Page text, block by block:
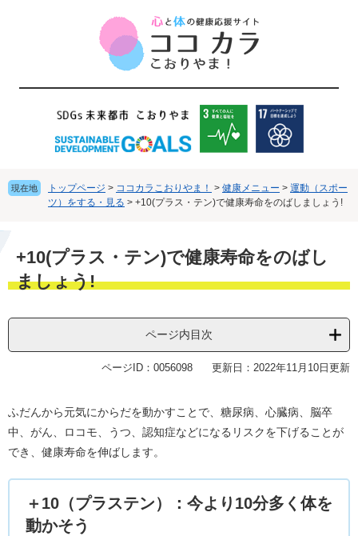
へ現在地 トップページ > ココカラこおりやま！ > 健康メニュー > 運動（スポー
ツ）をする・見る > +10(プラス・テン)で健康寿命をのばしましょう!
文+10(プラス・テン)で健康寿命をのばし
ましょう!
ページ内目次
ページID：0056098 更新日：2022年11月10日更新
ふだんから元気にからだを動かすことで、糖尿病、心臓病、脳卒
中、がん、ロコモ、うつ、認知症などになるリスクを下げることが
でき、健康寿命を伸ばします。
＋10（プラステン）：今より10分多く体を
動かそう